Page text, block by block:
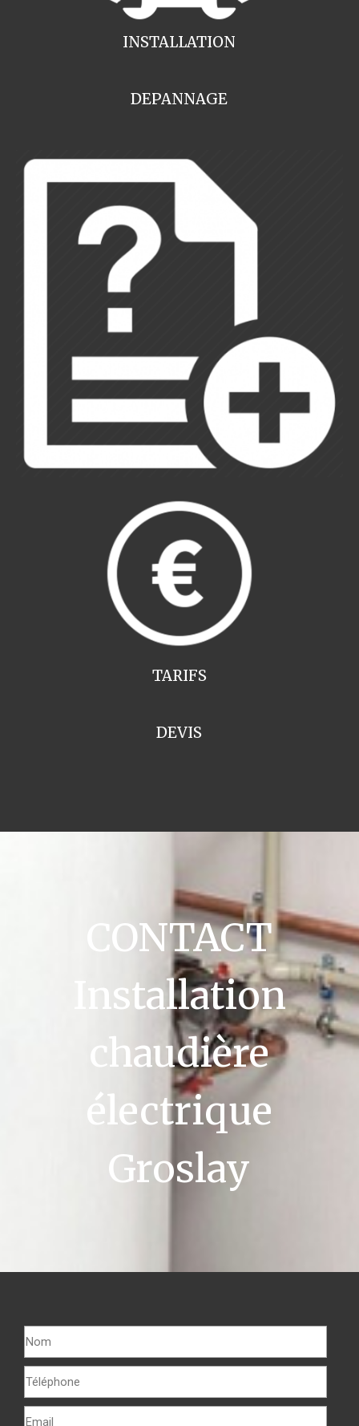
INSTALLATION
DEPANNAGE
TARIFS
DEVIS
CONTACT
Installation
chaudière
électrique
Groslay